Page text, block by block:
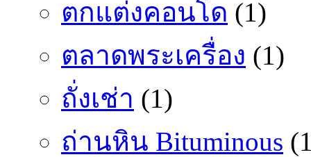
ตกแต่งคอนโด (1)
ตลาดพระเครื่อง (1)
ถั่งเช่า (1)
ถ่านหิน Bituminous